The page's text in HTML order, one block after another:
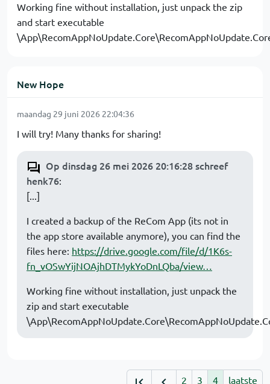
Working fine without installation, just unpack the zip
and start executable
New Hope
maandag 29 juni 2026 22:04:36
I will try! Many thanks for sharing!
Op dinsdag 26 mei 2026 20:16:28 schreef
henk76:
[...]
I created a backup of the ReCom App (its not in
the app store available anymore), you can find the
files here: https://drive.google.com/file/d/1K6s-
fn_vOSwYijNOAjhDTMykYoDnLQba/view…
Working fine without installation, just unpack the
zip and start executable
2 3 4 laatste